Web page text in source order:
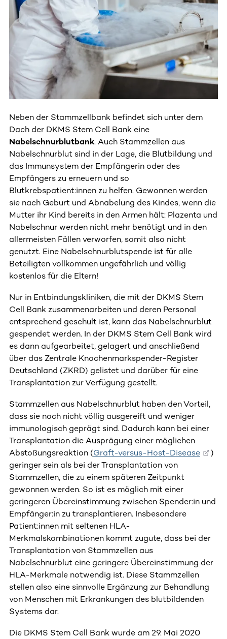
Neben der Stammzellbank befindet sich unter dem
Dach der DKMS Stem Cell Bank eine
Nabelschnurblutbank. Auch Stammzellen aus
Nabelschnurblut sind in der Lage, die Blutbildung und
das Immunsystem der Empfängerin oder des
Empfängers zu erneuern und so
Blutkrebspatient:innen zu helfen. Gewonnen werden
sie nach Geburt und Abnabelung des Kindes, wenn die
Mutter ihr Kind bereits in den Armen hält: Plazenta und
Nabelschnur werden nicht mehr benötigt und in den
allermeisten Fällen verworfen, somit also nicht
genutzt. Eine Nabelschnurblutspende ist für alle
Beteiligten vollkommen ungefährlich und völlig
kostenlos für die Eltern!
Nur in Entbindungskliniken, die mit der DKMS Stem
Cell Bank zusammenarbeiten und deren Personal
entsprechend geschult ist, kann das Nabelschnurblut
gespendet werden. In der DKMS Stem Cell Bank wird
es dann aufgearbeitet, gelagert und anschließend
über das Zentrale Knochenmarkspender-Register
Deutschland (ZKRD) gelistet und darüber für eine
Transplantation zur Verfügung gestellt.
Stammzellen aus Nabelschnurblut haben den Vorteil,
dass sie noch nicht völlig ausgereift und weniger
immunologisch geprägt sind. Dadurch kann bei einer
Transplantation die Ausprägung einer möglichen
Abstoßungsreaktion (Graft-versus-Host-Disease
)
geringer sein als bei der Transplantation von
Stammzellen, die zu einem späteren Zeitpunkt
gewonnen werden. So ist es möglich mit einer
geringeren Übereinstimmung zwischen Spender:in und
Empfänger:in zu transplantieren. Insbesondere
Patient:innen mit seltenen HLA-
Merkmalskombinationen kommt zugute, dass bei der
Transplantation von Stammzellen aus
Nabelschnurblut eine geringere Übereinstimmung der
HLA-Merkmale notwendig ist. Diese Stammzellen
stellen also eine sinnvolle Ergänzung zur Behandlung
von Menschen mit Erkrankungen des blutbildenden
Systems dar.
Die DKMS Stem Cell Bank wurde am 29. Mai 2020